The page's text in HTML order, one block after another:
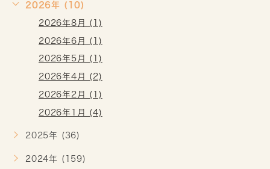
2026年 (10)
2026年8月 (1)
2026年6月 (1)
2026年5月 (1)
2026年4月 (2)
2026年2月 (1)
2026年1月 (4)
2025年 (36)
2024年 (159)